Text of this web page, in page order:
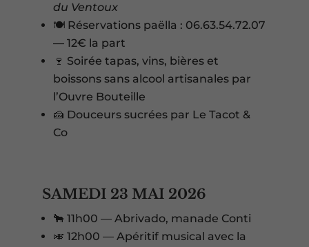
du Ventoux
🍽️ Réservations paëlla : 06.63.54.72.07
— 12€ la part
🍷 Soirée tapas, vins, bières et
boissons sans alcool artisanales par
l’Ouvre Bouteille
🍰 Douceurs sucrées par Le Tacot &
Co
SAMEDI 23 MAI 2026
🐂 11h00 — Abrivado, manade Conti
🎺 12h00 — Apéritif musical avec la